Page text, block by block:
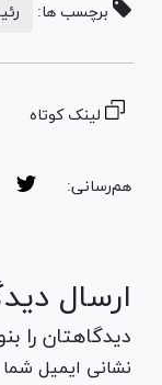
برچسب ها:
لینک کوتاه
هم‌رسانی:
ارسال
دیدگاهتان را
نشانی ایمیل